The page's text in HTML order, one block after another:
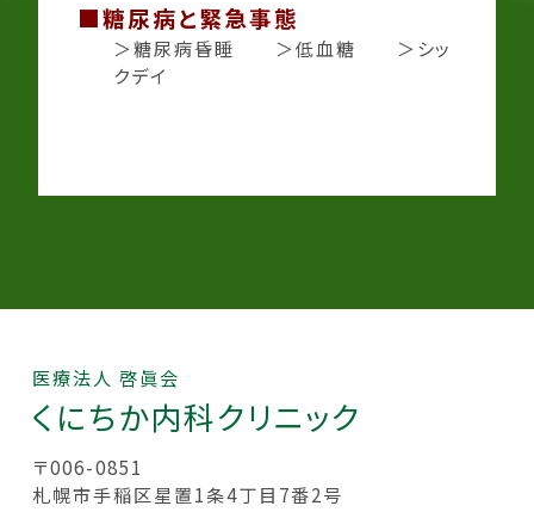
■糖尿病と緊急事態
＞糖尿病昏睡 ＞低血糖
＞シッ
クデイ
医療法人 啓眞会
くにちか内科クリニック
〒006-0851
札幌市手稲区星置1条4丁目7番2号